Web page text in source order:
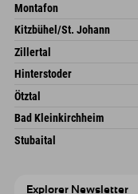
Montafon
Dorfstr. 127b
6793 Gaschurn/Montafon
Österreich
Kitzbühel/St. Johann
Speckbacherstraße 87
6380 St. Johann in Tirol
Österreich
Zillertal
Schmiedau 2
Österreich
Hinterstoder
Freizeitpark 10
4573 Hinterstoder
Österreich
Ötztal
Gscheat 14
Österreich
Bad Kleinkirchheim
Dorfstraße 24
9546 Bad Kleinkirchheim
Stubaital
Explorer Newsletter